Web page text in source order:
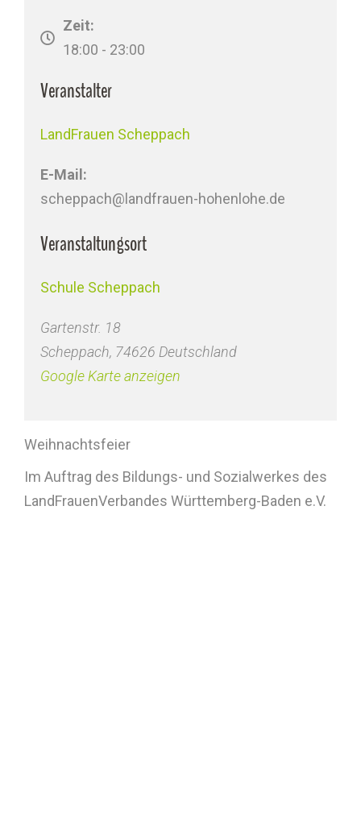
Zeit:
18:00 - 23:00
Veranstalter
LandFrauen Scheppach
E-Mail:
scheppach@landfrauen-hohenlohe.de
Veranstaltungsort
Schule Scheppach
Gartenstr. 18
Scheppach, 74626 Deutschland
Google Karte anzeigen
Weihnachtsfeier
Im Auftrag des Bildungs- und Sozialwerkes des
LandFrauenVerbandes Württemberg-Baden e.V.